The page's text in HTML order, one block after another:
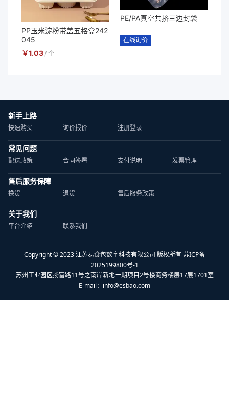
PP玉米淀粉带盖五格盒242
045
￥1.03 / 个
PE/PA真空共挤三边封袋
在线询价
新手上路
快速购买 询价报价 注册登录
常见问题
配送政策 合同签署 支付说明 发票管理
售后服务保障
换货 退货 售后服务政策
关于我们
平台介绍 联系我们
Copyright © 2023 江苏易食包数字科技有限公司 版权所有 苏ICP备
2025199800号-1
苏州工业园区扬富路11号之南岸新地一期项目2号楼商务楼层17层1701室
E-mail： info@esbao.com